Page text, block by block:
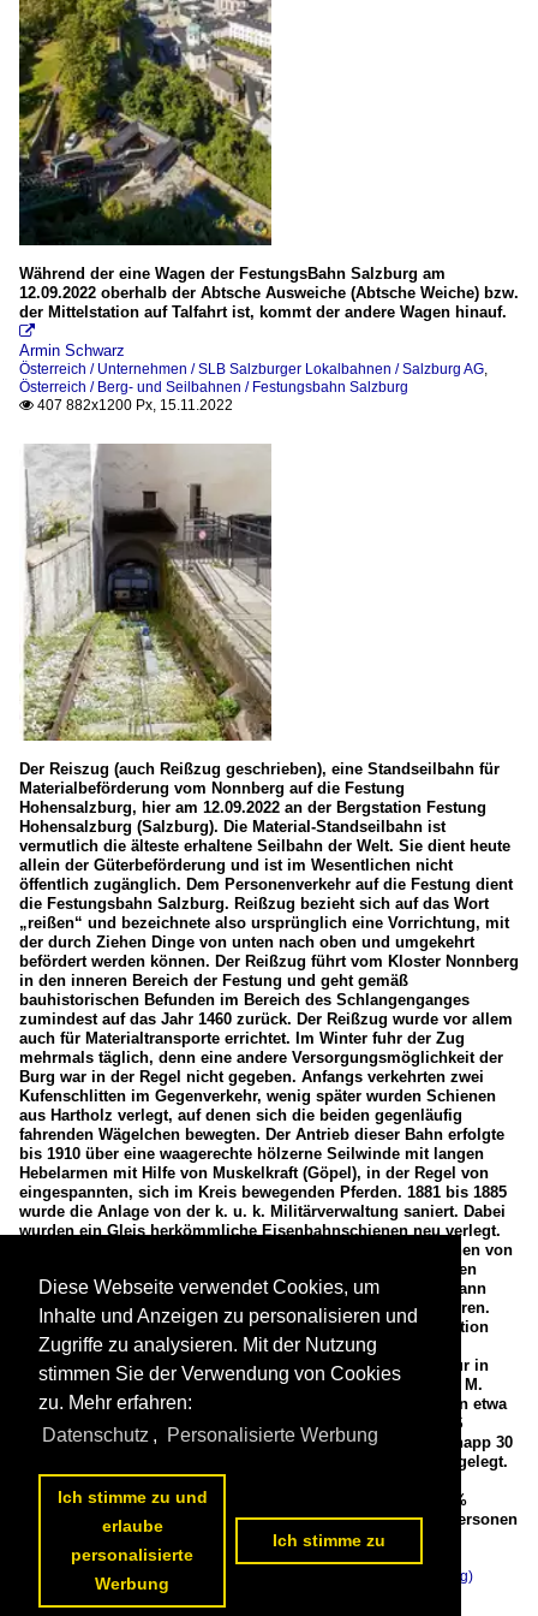
Während der eine Wagen der FestungsBahn Salzburg am
12.09.2022 oberhalb der Abtsche Ausweiche (Abtsche Weiche) bzw.
der Mittelstation auf Talfahrt ist, kommt der andere Wagen hinauf.

Armin Schwarz
Österreich / Unternehmen / SLB Salzburger Lokalbahnen / Salzburg AG,
Österreich / Berg- und Seilbahnen / Festungsbahn Salzburg
 407 882x1200 Px, 15.11.2022
Der Reiszug (auch Reißzug geschrieben), eine Standseilbahn für
Materialbeförderung vom Nonnberg auf die Festung
Hohensalzburg, hier am 12.09.2022 an der Bergstation Festung
Hohensalzburg (Salzburg). Die Material-Standseilbahn ist
vermutlich die älteste erhaltene Seilbahn der Welt. Sie dient heute
allein der Güterbeförderung und ist im Wesentlichen nicht
öffentlich zugänglich. Dem Personenverkehr auf die Festung dient
die Festungsbahn Salzburg. Reißzug bezieht sich auf das Wort
„reißen“ und bezeichnete also ursprünglich eine Vorrichtung, mit
der durch Ziehen Dinge von unten nach oben und umgekehrt
befördert werden können. Der Reißzug führt vom Kloster Nonnberg
in den inneren Bereich der Festung und geht gemäß
bauhistorischen Befunden im Bereich des Schlangenganges
zumindest auf das Jahr 1460 zurück. Der Reißzug wurde vor allem
auch für Materialtransporte errichtet. Im Winter fuhr der Zug
mehrmals täglich, denn eine andere Versorgungsmöglichkeit der
Burg war in der Regel nicht gegeben. Anfangs verkehrten zwei
Kufenschlitten im Gegenverkehr, wenig später wurden Schienen
aus Hartholz verlegt, auf denen sich die beiden gegenläufig
fahrenden Wägelchen bewegten. Der Antrieb dieser Bahn erfolgte
bis 1910 über eine waagerechte hölzerne Seilwinde mit langen
Hebelarmen mit Hilfe von Muskelkraft (Göpel), in der Regel von
eingespannten, sich im Kreis bewegenden Pferden. 1881 bis 1885
wurde die Anlage von der k. u. k. Militärverwaltung saniert. Dabei
wurden ein Gleis herkömmliche Eisenbahnschienen neu verlegt.
Nach einer Sanierung im Jahr 1950 wurden 1951 die Schienen von
Schmalspur auf Normalspur umgestellt. Weitere Sanierungen
erfolgten in den Jahren 1988–1990 und 2004. Der Reißzug kann
heute, gesichert durch Infrarotkameras, auch nachts verkehren.
Der Antrieb und die Überwachung erfolgen von der Bergstation
aus. Der Reißzug dient auch heute im Grunde allein zum
Materialtransport, die Mitfahrt von befugten Personen ist nur in
Ausnahmefällen gestattet. Den Berechnungen von Clemens M.
Hutter zufolge benötigte die Bahn in früheren Jahrhunderten etwa
eine Stunde für eine Bergfahrt. Nach dem Einbau des 38 PS
starken Motors im Jahr 1910 dauerte eine Bergfahrt noch knapp 30
Minuten. Heute wird die Strecke in gut fünf Minuten zurückgelegt.
TECHNISCHE DATEN: Spurweite: 1.435 mm (Normalspur)
Höhenunterschied: 80 m Streckenlänge: 190 m Gefälle: 67 %
Fahrbetriebsmittel: 1 Wagen für 1500 kg Zuladung oder 3 Personen
Geschwindigkeit: 0,55 m/s Fahrzeit: 5,45 min
Armin Schwarz
Österreich / Berg- und Seilbahnen / Reißzug Salzburg (auch Reiszug)
248 1023x1200 Px, 18.11.2022
Diese Webseite verwendet Cookies, um
Inhalte und Anzeigen zu personalisieren und
Zugriffe zu analysieren. Mit der Nutzung
stimmen Sie der Verwendung von Cookies
zu. Mehr erfahren:
Datenschutz , Personalisierte Werbung
Ich stimme zu und
erlaube
personalisierte
Werbung
Ich stimme zu